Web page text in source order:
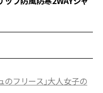
のフリース」大人女子の